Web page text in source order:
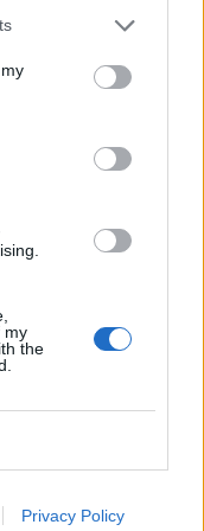
my
the
Privacy Policy
tényleges
van tere. A társaság
belüli